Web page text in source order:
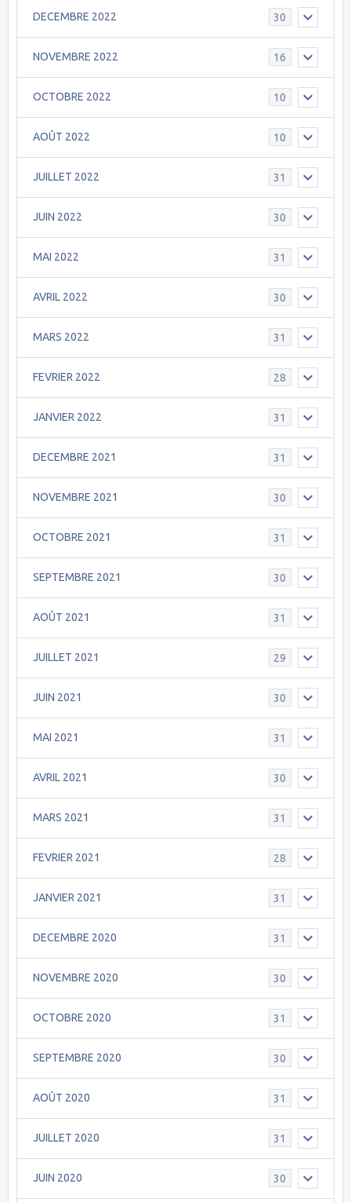
DECEMBRE 2022 30
NOVEMBRE 2022 16
OCTOBRE 2022 10
AOÛT 2022 10
JUILLET 2022 31
JUIN 2022 30
MAI 2022 31
AVRIL 2022 30
MARS 2022 31
FEVRIER 2022 28
JANVIER 2022 31
DECEMBRE 2021 31
NOVEMBRE 2021 30
OCTOBRE 2021 31
SEPTEMBRE 2021 30
AOÛT 2021 31
JUILLET 2021 29
JUIN 2021 30
MAI 2021 31
AVRIL 2021 30
MARS 2021 31
FEVRIER 2021 28
JANVIER 2021 31
DECEMBRE 2020 31
NOVEMBRE 2020 30
OCTOBRE 2020 31
SEPTEMBRE 2020 30
AOÛT 2020 31
JUILLET 2020 31
JUIN 2020 30